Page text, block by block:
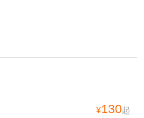
¥130起